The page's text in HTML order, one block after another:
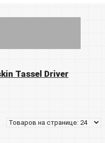
Tassel Driver